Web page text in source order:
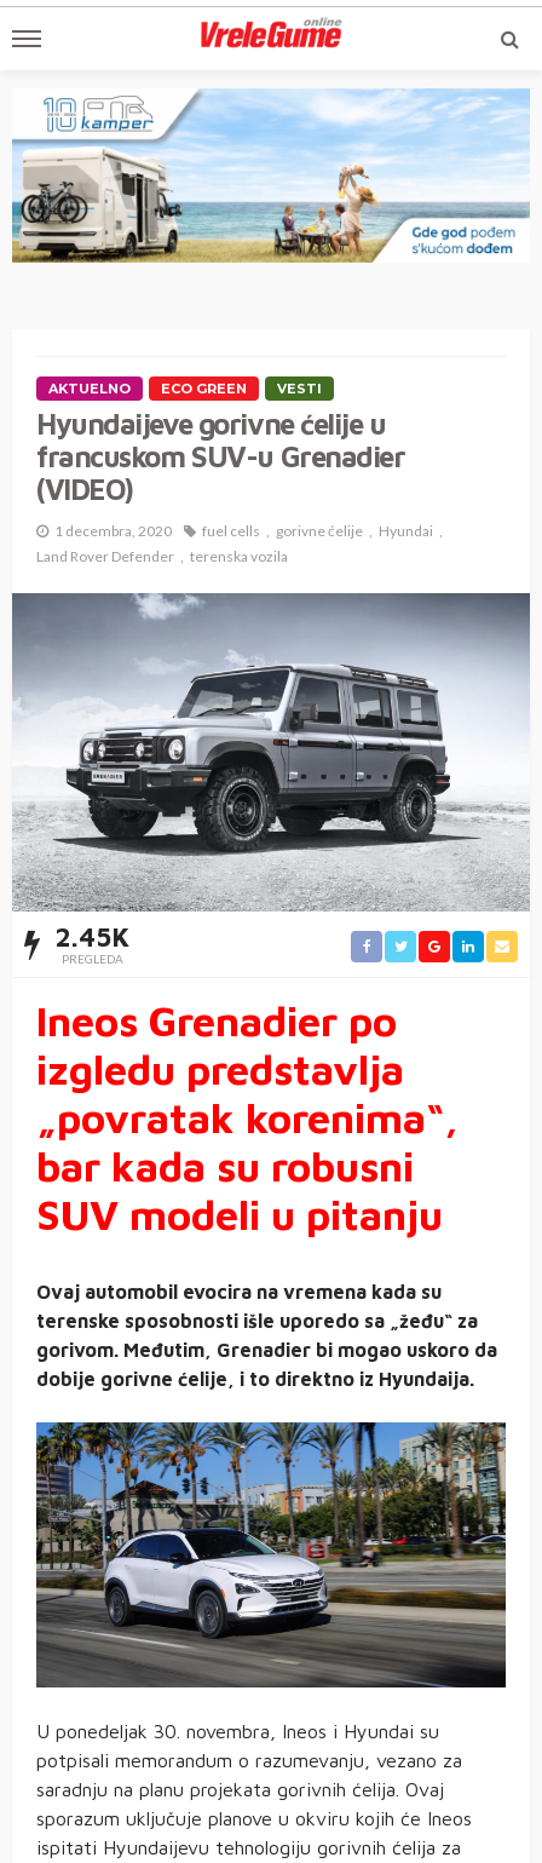
AKTUELNO ECO GREEN VESTI
Hyundaijeve gorivne ćelije u
francuskom SUV-u Grenadier
(VIDEO)
1 decembra, 2020 fuel cells gorivne ćelije
Hyundai
Land Rover Defender
terenska vozila
2.45K
PREGLEDA
Ineos Grenadier po
izgledu predstavlja
„povratak korenima“,
bar kada su robusni
SUV modeli u pitanju
Ovaj automobil evocira na vremena kada su
terenske sposobnosti išle uporedo sa „žeđu“ za
gorivom. Međutim, Grenadier bi mogao uskoro da
dobije gorivne ćelije, i to direktno iz Hyundaija.
U ponedeljak 30. novembra, Ineos i Hyundai su
potpisali memorandum o razumevanju, vezano za
saradnju na planu projekata gorivnih ćelija. Ovaj
sporazum uključuje planove u okviru kojih će Ineos
ispitati Hyundaijevu tehnologiju gorivnih ćelija za